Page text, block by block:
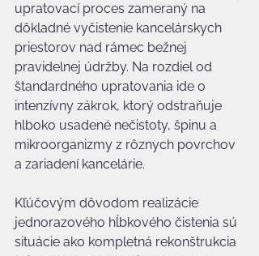
upratovací proces zameraný na
dôkladné vyčistenie kancelárskych
priestorov nad rámec bežnej
pravidelnej údržby. Na rozdiel od
štandardného upratovania ide o
intenzívny zákrok, ktorý odstraňuje
hlboko usadené nečistoty, špinu a
mikroorganizmy z rôznych povrchov
a zariadení kancelárie.
Kľúčovým dôvodom realizácie
jednorazového hĺbkového čistenia sú
situácie ako kompletná rekonštrukcia